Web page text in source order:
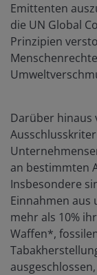
Emittenten
die UN Global
Prinzipien
Darüber hinaus
an bestimmten
Insbesondere
Einnahmen
mehr als 10%
Waffen*,